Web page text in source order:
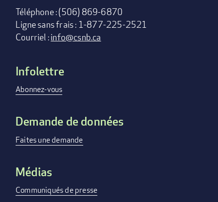
Téléphone : (506) 869-6870
Ligne sans frais : 1-877-225-2521
Courriel :info@csnb.ca
Footer
menu
Infolettre
Abonnez-vous
Demande de données
Faites une demande
Médias
Communiqués de presse